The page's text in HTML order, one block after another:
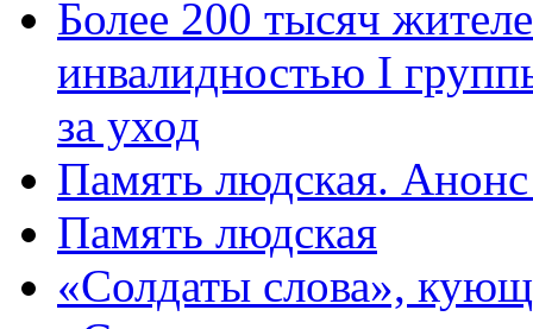
Более 200 тысяч
инвалидностью I
за уход
Память людская.
Память людская
«Солдаты слова»,